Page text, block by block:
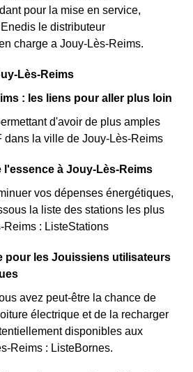
pour la mise en service,
le distributeur
charge a Jouy-Lès-Reims.
Lès-Reims
: les liens pour aller plus loin
d'avoir de plus amples
dans la ville de Jouy-Lès-Reims
l'essence à Jouy-Lès-Reims
vos dépenses énergétiques,
la liste des stations les plus
Reims : ListeStations
pour les Jouissiens utilisateurs
avez peut-être la chance de
électrique et de la recharger
disponibles aux
Reims : ListeBornes.